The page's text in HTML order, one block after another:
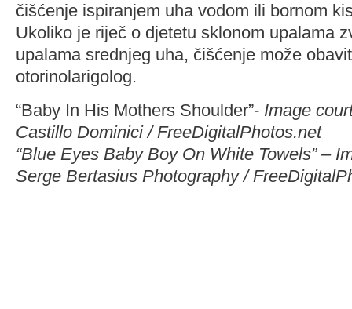
čišćenje ispiranjem uha vodom ili bornom
Ukoliko je riječ o djetetu sklonom upalama
upalama srednjeg uha, čišćenje može
otorinolarigolog.
“Baby In His Mothers Shoulder”- Image
Castillo Dominici / FreeDigitalPhotos.net
“Blue Eyes Baby Boy On White Towels” –
Serge Bertasius Photography /